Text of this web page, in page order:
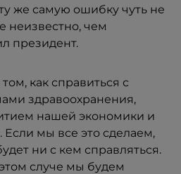
же самую ошибку чуть не
неизвестно, чем
президент.
как справиться с
здравоохранения,
нашей экономики и
Если мы все это сделаем,
ни с кем справляться.
случе мы будем